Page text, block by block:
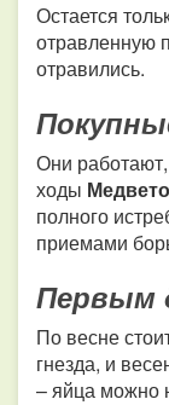
Остается
отравленную
отравились.
Они
ходы
полного
приемами
Первым
По весне
гнезда, и
– яйца можно